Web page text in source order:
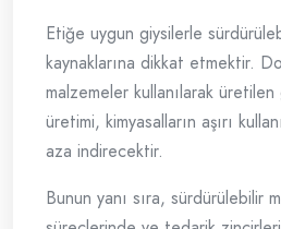
Etiğe uygun giysilerle
kaynaklarına dikkat etmektir.
malzemeler kullanılarak
üretimi, kimyasalların aşırı
aza indirecektir.
Bunun yanı sıra, sürdürülebilir